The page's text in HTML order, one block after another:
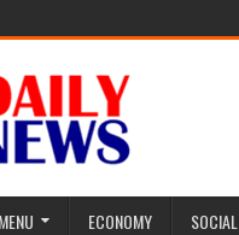
ECONOMY SOCIAL